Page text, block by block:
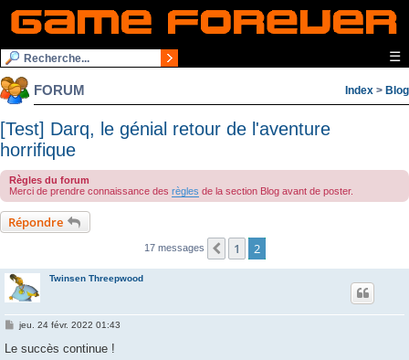
☰
FORUM Index > Blog
[Test] Darq, le génial retour de l'aventure
horrifique
Règles du forum
Merci de prendre connaissance des règles de la section Blog avant de poster.
Répondre
17 messages Précédente
1 2
Twinsen Threepwood
M
s
jeu. 24 févr. 2022 01:43
Le succès continue !